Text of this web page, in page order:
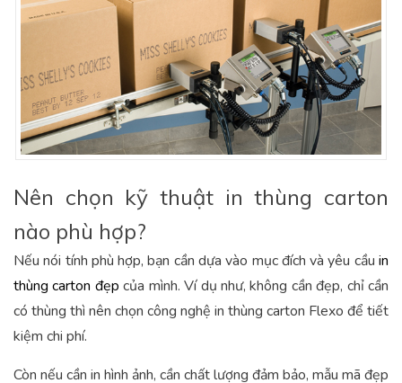
Nên chọn kỹ thuật in thùng carton
nào phù hợp?
Nếu nói tính phù hợp, bạn cần dựa vào mục đích và yêu cầu in
thùng carton đẹp của mình. Ví dụ như, không cần đẹp, chỉ cần
có thùng thì nên chọn công nghệ in thùng carton Flexo để tiết
kiệm chi phí.
Còn nếu cần in hình ảnh, cần chất lượng đảm bảo, mẫu mã đẹp